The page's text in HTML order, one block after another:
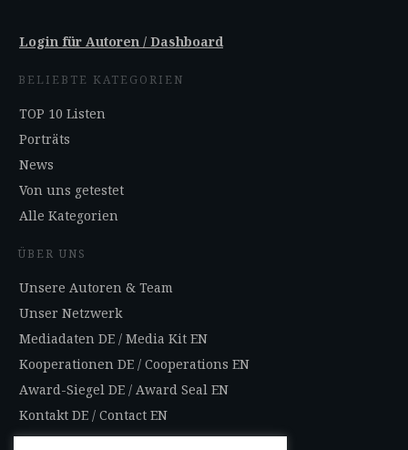
Login für Autoren / Dashboard
BELIEBTE KATEGORIEN
TOP 10 Listen
Porträts
News
Von uns getestet
Alle Kategorien
ÜBER UNS
Unsere Autoren & Team
Unser Netzwerk
Mediadaten DE / Media Kit EN
Kooperationen DE / Cooperations EN
Award-Siegel DE / Award Seal EN
Kontakt DE / Contact EN
Impressum